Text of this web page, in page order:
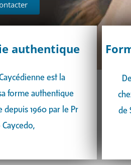
authentique
est la
forme authentique
1960 par le Pr
de